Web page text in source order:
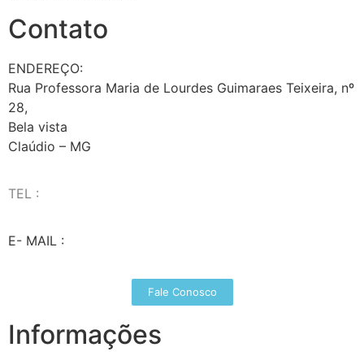
Contato
ENDEREÇO:
Rua Professora Maria de Lourdes Guimaraes Teixeira, nº
28,
Bela vista
Claúdio – MG
TEL :
E- MAIL :
Fale Conosco
Informações